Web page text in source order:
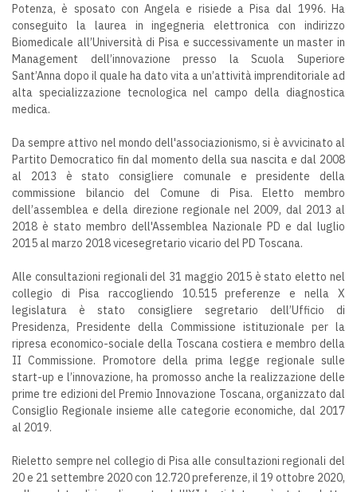
Potenza, è sposato con Angela e risiede a Pisa dal 1996. Ha
conseguito la laurea in ingegneria elettronica con indirizzo
Biomedicale all’Università di Pisa e successivamente un master in
Management dell’innovazione presso la Scuola Superiore
Sant’Anna dopo il quale ha dato vita a un’attività imprenditoriale ad
alta specializzazione tecnologica nel campo della diagnostica
medica.
Da sempre attivo nel mondo dell'associazionismo, si è avvicinato al
Partito Democratico fin dal momento della sua nascita e dal 2008
al 2013 è stato consigliere comunale e presidente della
commissione bilancio del Comune di Pisa. Eletto membro
dell’assemblea e della direzione regionale nel 2009, dal 2013 al
2018 è stato membro dell'Assemblea Nazionale PD e dal luglio
2015 al marzo 2018 vicesegretario vicario del PD Toscana.
Alle consultazioni regionali del 31 maggio 2015 è stato eletto nel
collegio di Pisa raccogliendo 10.515 preferenze e nella X
legislatura è stato consigliere segretario dell’Ufficio di
Presidenza, Presidente della Commissione istituzionale per la
ripresa economico-sociale della Toscana costiera e membro della
II Commissione. Promotore della prima legge regionale sulle
start-up e l’innovazione, ha promosso anche la realizzazione delle
prime tre edizioni del Premio Innovazione Toscana, organizzato dal
Consiglio Regionale insieme alle categorie economiche, dal 2017
al 2019.
Rieletto sempre nel collegio di Pisa alle consultazioni regionali del
20 e 21 settembre 2020 con 12.720 preferenze, il 19 ottobre 2020,